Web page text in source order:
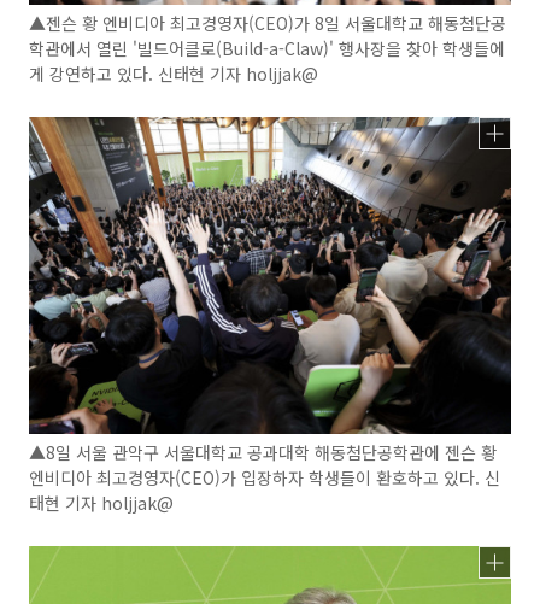
▲젠슨 황 엔비디아 최고경영자(CEO)가 8일 서울대학교 해동첨단공
학관에서 열린 '빌드어클로(Build-a-Claw)' 행사장을 찾아 학생들에
게 강연하고 있다. 신태현 기자 holjjak@
▲8일 서울 관악구 서울대학교 공과대학 해동첨단공학관에 젠슨 황
엔비디아 최고경영자(CEO)가 입장하자 학생들이 환호하고 있다. 신
태현 기자 holjjak@